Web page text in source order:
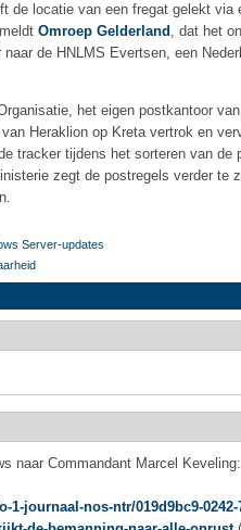
de locatie van een fregat gelekt
Omroep Gelderland , dat het
de HNLMS Evertsen, een
het eigen postkantoor
Heraklion op Kreta vertrok en
tracker tijdens het sorteren van de
zegt de postregels verder te
Server-updates
naar Commandant Marcel Keveling:
journaal-nos-ntr/019d9bc9-0242-